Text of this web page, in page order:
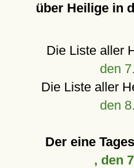
über Heilige in
Die Liste aller
den
Die Liste aller
den
Der eine
, den